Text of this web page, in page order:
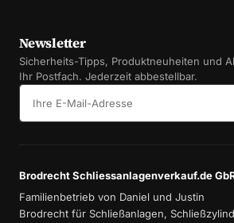
Newsletter
Sicherheits-Tipps, Produktneuheiten und
Ihr Postfach. Jederzeit abbestellbar.
Brodrecht Schliessanlagenverkauf.de
Familienbetrieb von Daniel und Justin
Brodrecht für Schließanlagen,